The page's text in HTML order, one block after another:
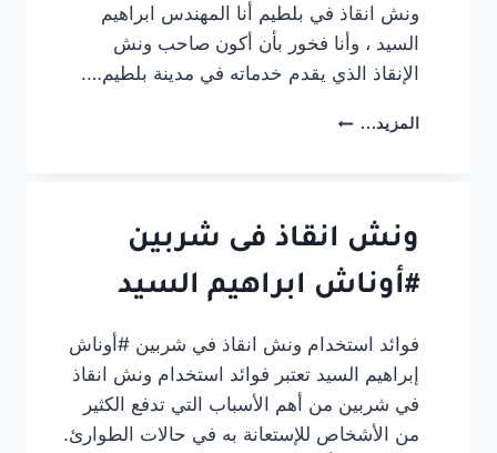
ونش انقاذ في بلطيم أنا المهندس ابراهيم
السيد ، وأنا فخور بأن أكون صاحب ونش
الإنقاذ الذي يقدم خدماته في مدينة بلطيم….
المزيد... تجربتي
سيارات
في
بلطيم:
الأمان
ونش انقاذ فى شربين
#أوناش ابراهيم السيد
فوائد استخدام ونش انقاذ في شربين #أوناش
إبراهيم السيد تعتبر فوائد استخدام ونش انقاذ
في شربين من أهم الأسباب التي تدفع الكثير
من الأشخاص للإستعانة به في حالات الطوارئ.